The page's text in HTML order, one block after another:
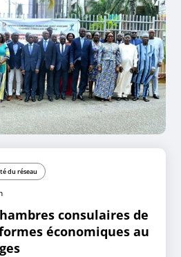
du réseau
consulaires de
économiques au